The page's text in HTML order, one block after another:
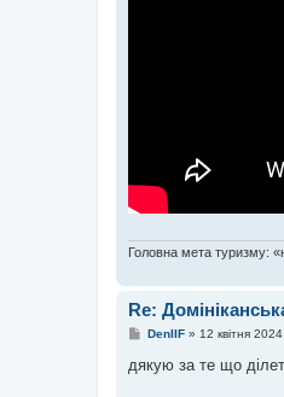
Головна мета туризму:
Re:
П
в
DenIIF» 12 квітня
дякую за те що